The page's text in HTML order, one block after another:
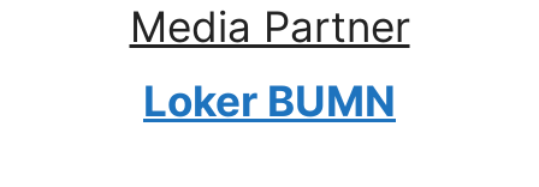
Media Partner
Loker BUMN